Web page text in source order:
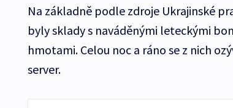
Na základně podle zdroje Ukrajinské
byly sklady s naváděnými leteckými
hmotami. Celou noc a ráno se z nich
server.